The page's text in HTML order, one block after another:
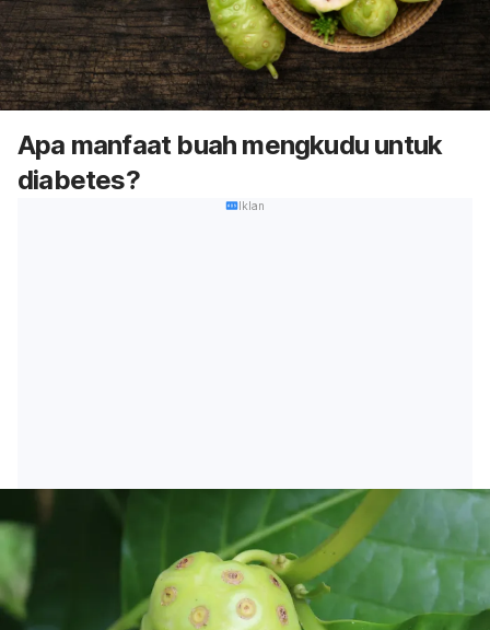
Apa manfaat buah mengkudu untuk
diabetes?
Iklan